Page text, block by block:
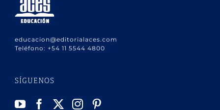
educacion@editorialaces.com
Teléfono: +54 11 5544 4800
SÍGUENOS